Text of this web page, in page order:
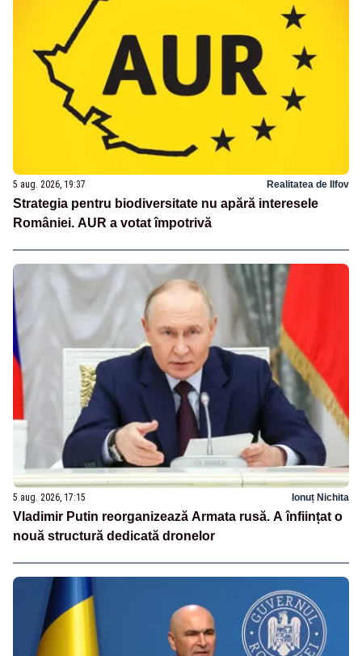
5 aug. 2026, 19:37 Realitatea de Ilfov
Strategia pentru biodiversitate nu apără interesele
României. AUR a votat împotrivă
5 aug. 2026, 17:15 Ionuț Nichita
Vladimir Putin reorganizează Armata rusă. A înființat o
nouă structură dedicată dronelor